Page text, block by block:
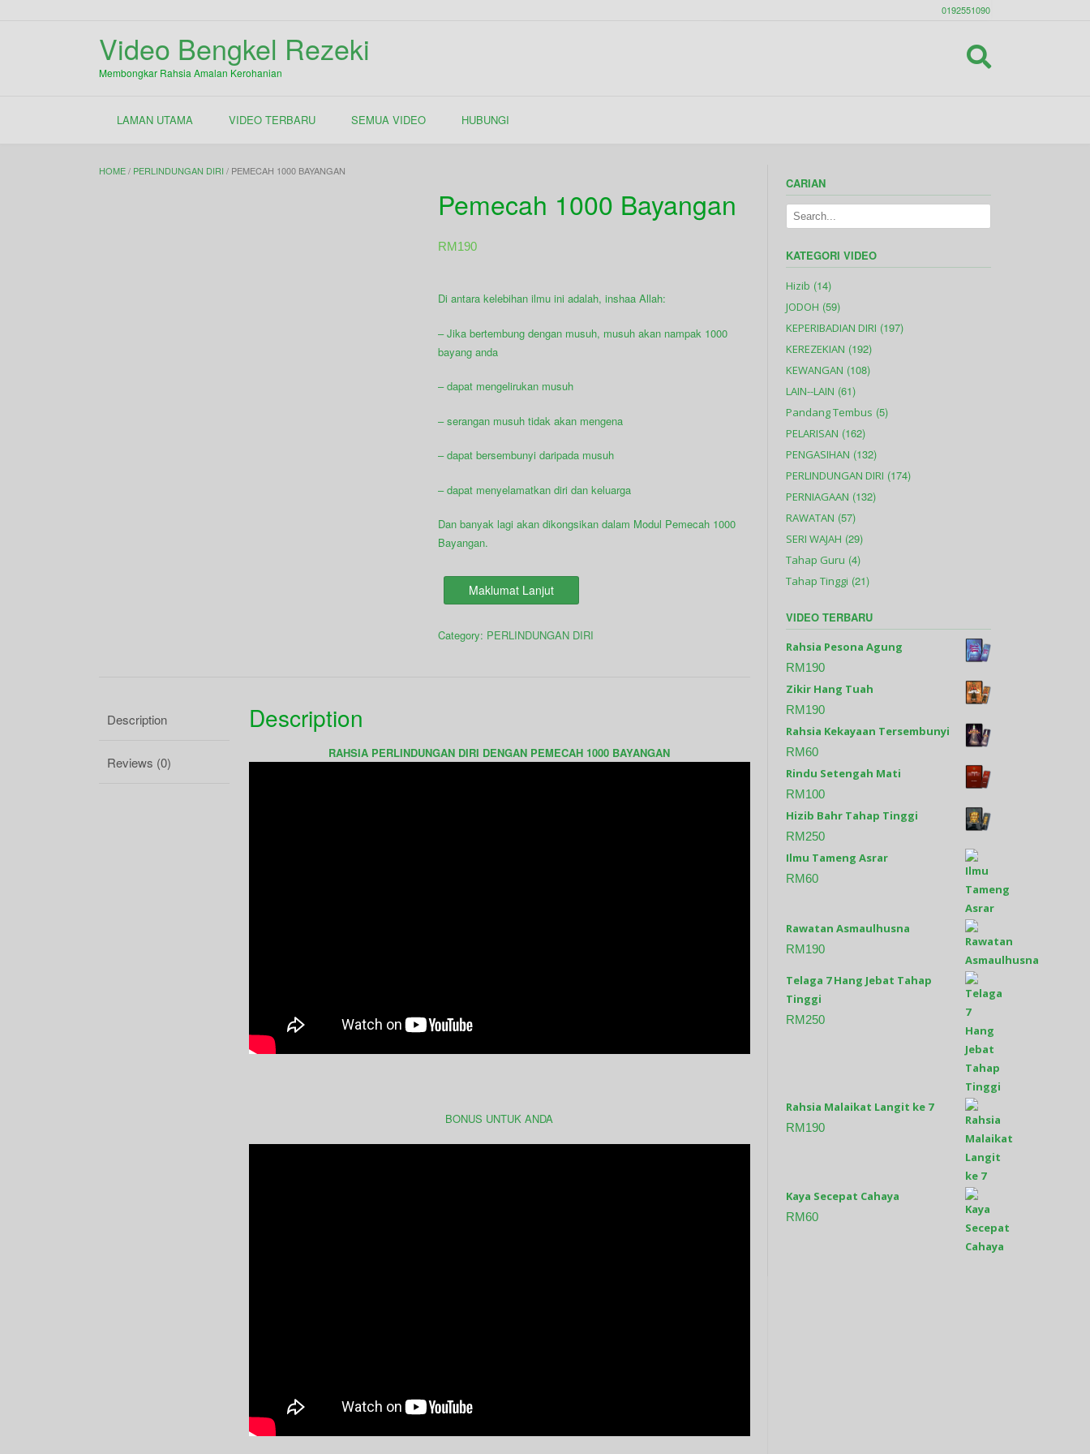
0192551090
Video Bengkel Rezeki
Membongkar Rahsia Amalan Kerohanian
LAMAN UTAMA VIDEO TERBARU SEMUA VIDEO HUBUNGI
HOME/ PERLINDUNGAN DIRI / PEMECAH 1000 BAYANGAN
Pemecah 1000 Bayangan
RM190
Di antara kelebihan ilmu ini adalah, inshaa Allah:
– Jika bertembung dengan musuh, musuh akan nampak 1000
bayang anda
– dapat mengelirukan musuh
– serangan musuh tidak akan mengena
– dapat bersembunyi daripada musuh
– dapat menyelamatkan diri dan keluarga
Dan banyak lagi akan dikongsikan dalam Modul Pemecah 1000
Bayangan.
Maklumat Lanjut
Category: PERLINDUNGAN DIRI
Description
Reviews (0)
Description
RAHSIA PERLINDUNGAN DIRI DENGAN PEMECAH 1000 BAYANGAN
BONUS UNTUK ANDA
CARIAN
KATEGORI VIDEO
Hizib (14)
JODOH (59)
KEPERIBADIAN DIRI (197)
KEREZEKIAN (192)
KEWANGAN (108)
LAIN--LAIN (61)
Pandang Tembus (5)
PELARISAN (162)
PENGASIHAN (132)
PERLINDUNGAN DIRI (174)
PERNIAGAAN (132)
RAWATAN (57)
SERI WAJAH (29)
Tahap Guru (4)
Tahap Tinggi (21)
VIDEO TERBARU
Rahsia Pesona Agung
RM190
Zikir Hang Tuah
RM190
Rahsia Kekayaan Tersembunyi
RM60
Rindu Setengah Mati
RM100
Hizib Bahr Tahap Tinggi
RM250
Ilmu Tameng Asrar
RM60
Rawatan Asmaulhusna
RM190
Telaga 7 Hang Jebat Tahap
Tinggi
RM250
Rahsia Malaikat Langit ke 7
RM190
Kaya Secepat Cahaya
RM60